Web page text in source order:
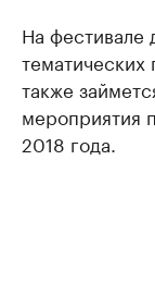
На фестивале
также
мероприятия
2018 года.